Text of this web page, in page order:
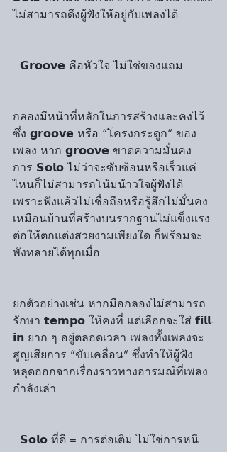
ไม่สามารถดึงผู้ฟังให้อยู่กับเพลงได้
𝗚𝗿𝗼𝗼𝘃𝗲 คือหัวใจ ไม่ใช่ของแถม
กลองมีหน้าที่หลักในการสร้างและคงไว้
ซึ่ง 𝗴𝗿𝗼𝗼𝘃𝗲 หรือ “โครงกระดูก” ของ
เพลง หาก 𝗴𝗿𝗼𝗼𝘃𝗲 ขาดความมั่นคง
การ 𝗦𝗼𝗹𝗼 ไม่ว่าจะซับซ้อนหรือเร็วแค่
ไหนก็ไม่สามารถโน้มน้าวใจผู้ฟังได้
เพราะฟังแล้วไม่เชื่อถือหรือรู้สึกไม่มั่นคง
เหมือนบ้านที่สร้างบนรากฐานไม่แข็งแรง
ต่อให้ตกแต่งสวยงามเพียงใด ก็พร้อมจะ
พังทลายได้ทุกเมื่อ
ยกตัวอย่างเช่น หากมือกลองไม่สามารถ
รักษา 𝘁𝗲𝗺𝗽𝗼 ให้คงที่ แต่เลือกจะใส่ 𝗳𝗶𝗹𝗹-
𝗶𝗻 ยาก ๆ อยู่ตลอดเวลา เพลงทั้งเพลงจะ
สูญเสียการ “ขับเคลื่อน” ซึ่งทำให้ผู้ฟัง
หลุดออกจากเรื่องราวทางอารมณ์ที่เพลง
กำลังเล่า
𝗦𝗼𝗹𝗼 ที่ดี = การต่อเติม ไม่ใช่การหนี